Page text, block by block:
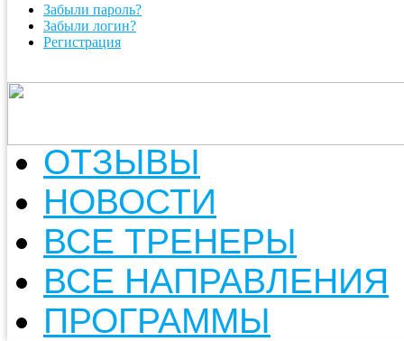
Забыли пароль?
Забыли логин?
Регистрация
ОТЗЫВЫ
НОВОСТИ
ВСЕ ТРЕНЕРЫ
ВСЕ НАПРАВЛЕНИЯ
ПРОГРАММЫ